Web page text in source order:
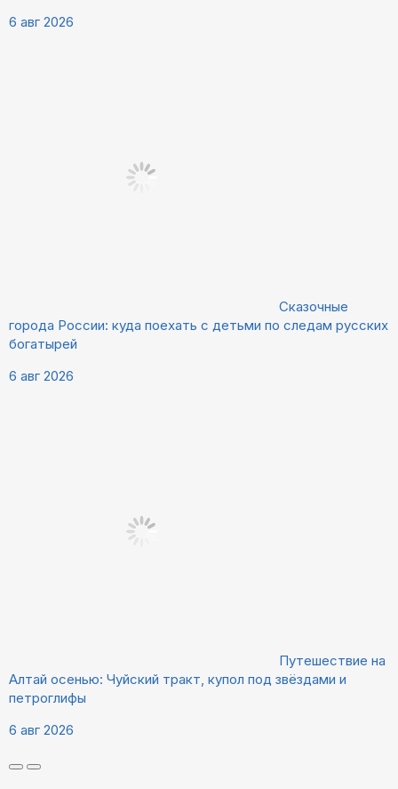
6 авг 2026
Сказочные
города России: куда поехать с детьми по следам русских
богатырей
6 авг 2026
Путешествие на
Алтай осенью: Чуйский тракт, купол под звёздами и
петроглифы
6 авг 2026